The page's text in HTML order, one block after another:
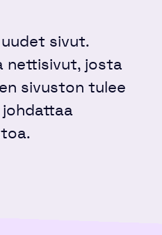
sivut.
nettisivut, josta
sivuston tulee